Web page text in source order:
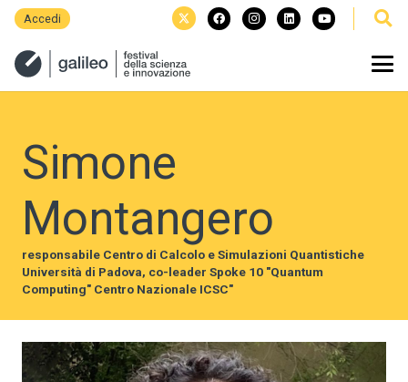
Accedi
Simone
Montangero
responsabile Centro di Calcolo e Simulazioni Quantistiche
Università di Padova, co-leader Spoke 10 "Quantum
Computing" Centro Nazionale ICSC"